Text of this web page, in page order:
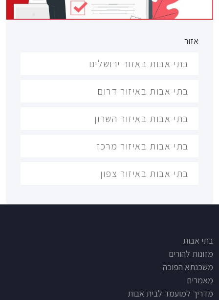
אזור
בתי אבות באזור ירושלים
בתי אבות באיזור דרום
בתי אבות באיזור השרון
בתי אבות באיזור מרכז
בתי אבות באיזור צפון
Footer
בתי אבות
מזונות להורים
משכנתא הפוכה
מאמרים
מדריך למועמד לבית אבות